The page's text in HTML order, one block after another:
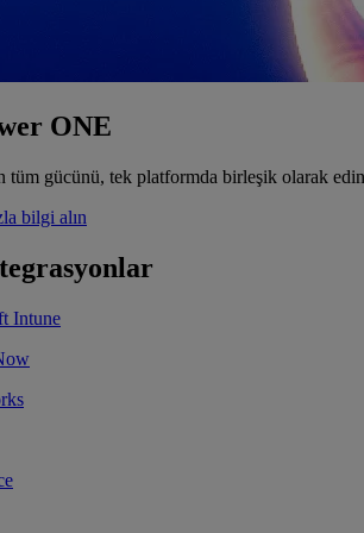
ONE
tüm gücünü, tek platformda birleşik olarak
bilgi alın
Intune